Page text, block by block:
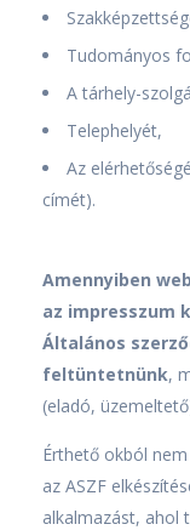
Tudományos
A tárhely-
Telephelyét,
Az
címét).
Amennyiben
az impresszum
Általános
feltüntetnünk,
(eladó,
Érthető okból
az ASZF
alkalmazást, ahol